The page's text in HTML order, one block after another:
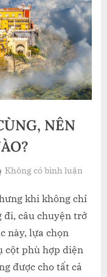
NÊN
Không có bình luậnở
CẢ
GIA
khi không chỉ
đi, câu chuyện trở
này, lựa chọn
cột phù hợp diện
được cho tất cả